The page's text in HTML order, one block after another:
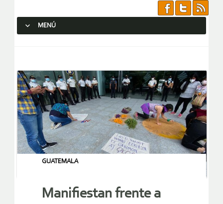
MENÚ
GUATEMALA
Manifiestan frente a